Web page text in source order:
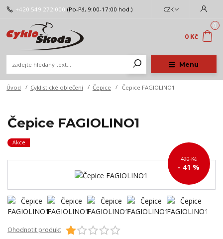
Menu
CZK
+420 549 272 000 (Po-Pá, 9:00-17:00 hod.)
0
0 Kč
Úvod Cyklistické oblečení Čepice Čepice FAGIOLINO1
Čepice FAGIOLINO1
Akce
490 Kč
- 41 %
Ohodnotit produkt